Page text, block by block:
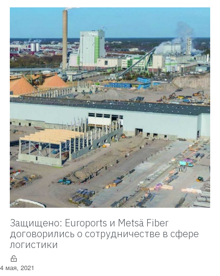
Защищено: Euroports и Metsä Fiber
договорились о сотрудничестве в сфере
логистики
4 мая, 2021